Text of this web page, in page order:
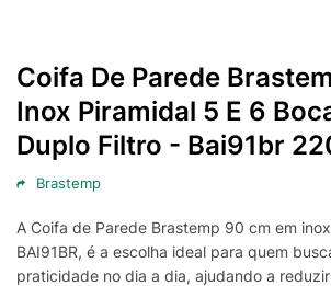
Coifa De Parede
Inox Piramidal 5 E 6
Duplo Filtro - Bai91br
Brastemp
A Coifa de Parede Brastemp 90 cm em
BAI91BR, é a escolha ideal para quem
praticidade no dia a dia, ajudando a